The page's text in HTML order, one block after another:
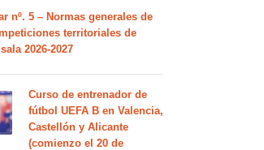
nº. 5 – Normas generales de
territoriales de
2026-2027
Curso de entrenador de
fútbol UEFA B en Valencia,
Castellón y Alicante
(comienzo el 20 de